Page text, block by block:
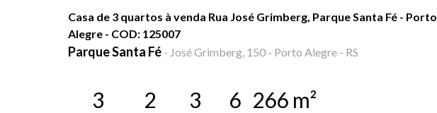
Casa de 3 quartos à venda Rua José Grimberg, Parque Santa Fé - Porto
Alegre - COD: 125007
Parque Santa Fé - José Grimberg, 150 - Porto Alegre - RS
3 2 3 6 266 m²